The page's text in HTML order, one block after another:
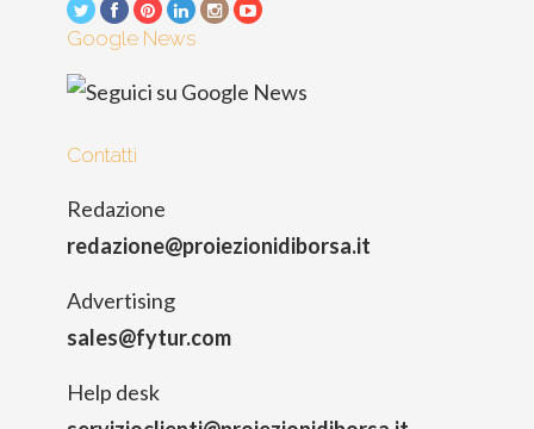
Google News
Contatti
Redazione
redazione@proiezionidiborsa.it
Advertising
sales@fytur.com
Help desk